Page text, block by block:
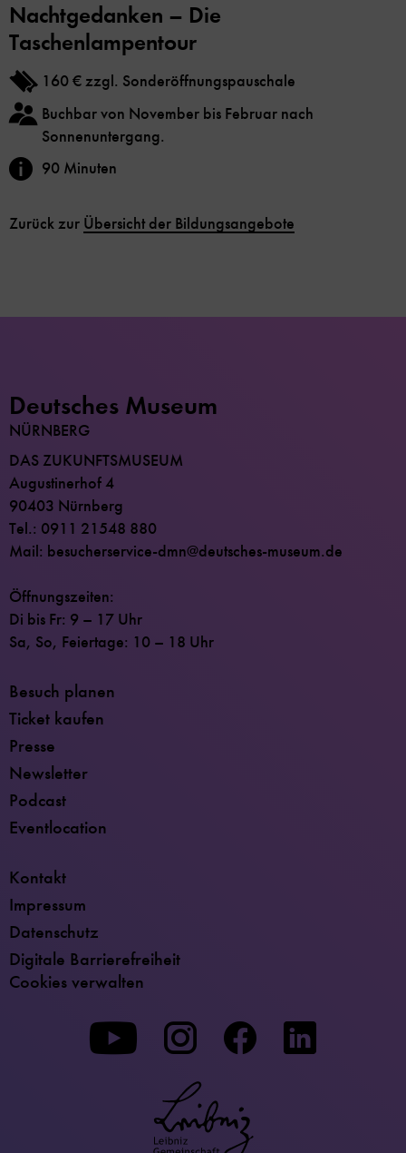
Nachtgedanken – Die
Taschenlampentour
160 € zzgl. Sonderöffnungspauschale
Buchbar von November bis Februar nach
Sonnenuntergang.
90 Minuten
Zurück zur Übersicht der Bildungsangebote
Deutsches Museum
NÜRNBERG
DAS ZUKUNFTSMUSEUM
Augustinerhof 4
90403 Nürnberg
Tel.: 0911 21548 880
Mail: besucherservice-dmn@deutsches-museum.de
Öffnungszeiten:
Di bis Fr: 9 – 17 Uhr
Sa, So, Feiertage: 10 – 18 Uhr
Besuch planen
Ticket kaufen
Presse
Newsletter
Podcast
Eventlocation
Kontakt
Impressum
Datenschutz
Digitale Barrierefreiheit
Cookies verwalten
Zu
unserer
Youtube-
Seite
Zu
unserer
Instagram-
Seite
Zu
unserer